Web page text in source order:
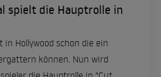
spielt die Hauptrolle in
in Hollywood schon die ein
können. Nun wird